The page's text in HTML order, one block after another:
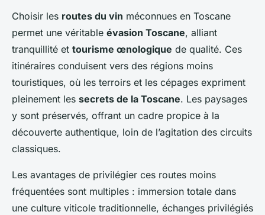
Choisir les routes du vin méconnues en Toscane
permet une véritable évasion Toscane, alliant
tranquillité et tourisme œnologique de qualité. Ces
itinéraires conduisent vers des régions moins
touristiques, où les terroirs et les cépages expriment
pleinement les secrets de la Toscane. Les paysages
y sont préservés, offrant un cadre propice à la
découverte authentique, loin de l’agitation des circuits
classiques.
Les avantages de privilégier ces routes moins
fréquentées sont multiples : immersion totale dans
une culture viticole traditionnelle, échanges privilégiés